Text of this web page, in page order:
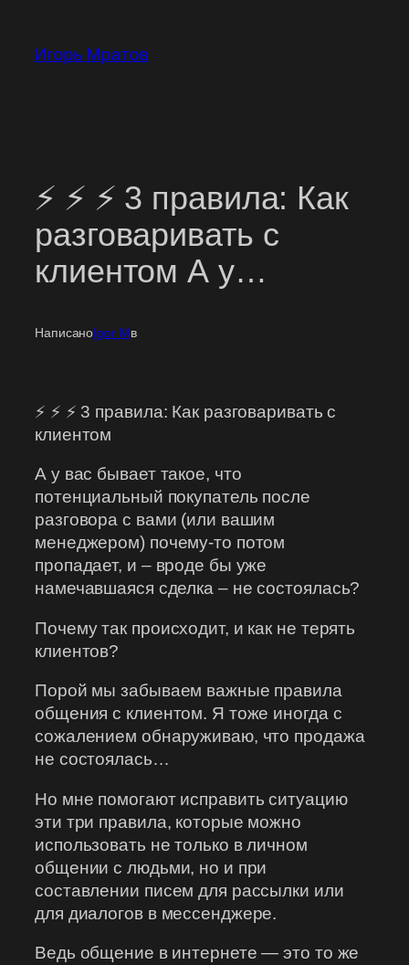
содержимому
Игорь Мратов
⚡ ⚡ ⚡ 3 правила: Как
разговаривать с
клиентом А у…
НаписаноIgor Mв
⚡ ⚡ ⚡ 3 правила: Как разговаривать с
клиентом
А у вас бывает такое, что
потенциальный покупатель после
разговора с вами (или вашим
менеджером) почему-то потом
пропадает, и – вроде бы уже
намечавшаяся сделка – не состоялась?
Почему так происходит, и как не терять
клиентов?
Порой мы забываем важные правила
общения с клиентом. Я тоже иногда с
сожалением обнаруживаю, что продажа
не состоялась…
Но мне помогают исправить ситуацию
эти три правила, которые можно
использовать не только в личном
общении с людьми, но и при
составлении писем для рассылки или
для диалогов в мессенджере.
Ведь общение в интернете — это то же